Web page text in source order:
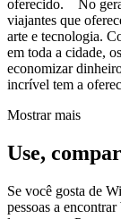
oferecido. No
viajantes que
arte e tecnologia.
em toda a cidade,
economizar
incrível tem a
Mostrar mais
Use,
Se você gosta de
pessoas a